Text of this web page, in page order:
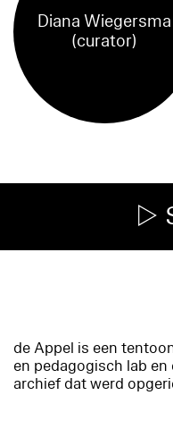
Diana Wiegersma
(curator)
de Appel is een
en pedagogisch lab
archief dat werd